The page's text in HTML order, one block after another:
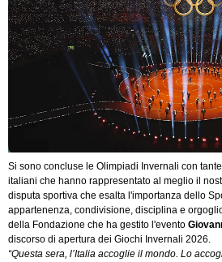
Si sono concluse le Olimpiadi Invernali con
italiani che hanno rappresentato al meglio il
disputa sportiva che esalta l'importanza dello
appartenenza, condivisione, disciplina e
della Fondazione che ha gestito l'evento
discorso di apertura dei Giochi Invernali 2026.
“Questa sera, l’Italia accoglie il mondo. Lo